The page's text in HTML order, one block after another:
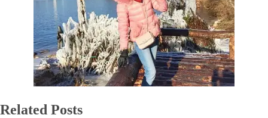
Related Posts